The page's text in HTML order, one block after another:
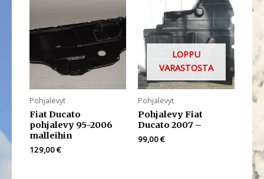
Pohjalevyt
Fiat Ducato
pohjalevy 95-2006
malleihin
129,00€
LOPPU
VARASTOSTA
Pohjalevyt
Pohjalevy Fiat
Ducato 2007 –
99,00€